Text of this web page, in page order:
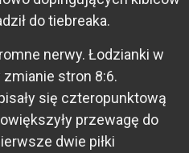
do tiebreaka.
nerwy. Łodzianki w
stron 8:6.
się czteropunktową
przewagę do
dwie piłki